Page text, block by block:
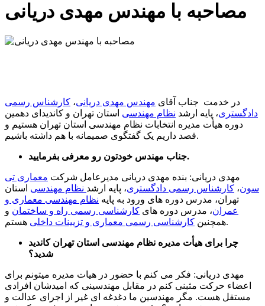
مصاحبه با مهندس مهدی دریانی
در خدمت جناب آقای مهندس مهدی دریانی، کارشناس رسمی
دادگستری، پایه ارشد نظام مهندسی استان تهران و کاندیدای دهمین
دوره هیأت مدیره انتخابات نظام مهندسی استان تهران هستیم و
قصد داریم یک گفتگوی صمیمانه با هم داشته باشیم.
جناب مهندس خودتون رو معرفی بفرمایید.
مهدی دریانی: بنده مهدی دریانی مدیرعامل شرکت معماری تی
سون، کارشناس رسمی دادگستری، پایه ارشد نظام مهندسی استان
تهران، مدرس دوره های ورود به پایه نظام مهندسی معماری و
عمران، مدرس دوره های کارشناسی رسمی راه و ساختمان و
همچنین کارشناسی رسمی معماری و تزیینات داخلی هستم.
چرا برای هیأت مدیره نظام مهندسی استان تهران کاندید
شدید؟
مهدی دریانی: فکر می کنم با حضور در هیات مدیره میتونم برای
اعضاء حرکت مثبنی کنم در مقابل مهندسینی که امیدشان افرادی
مستقل هست. مگر مهندسین ما دغدغه ای غیر از اجرای عدالت و